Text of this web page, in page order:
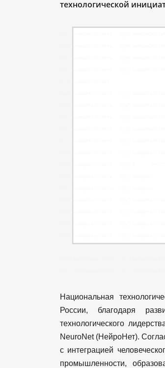
технологической
Национальная
России, благодаря
технологического
NeuroNet (НейроНет).
с интеграцией
промышленности,